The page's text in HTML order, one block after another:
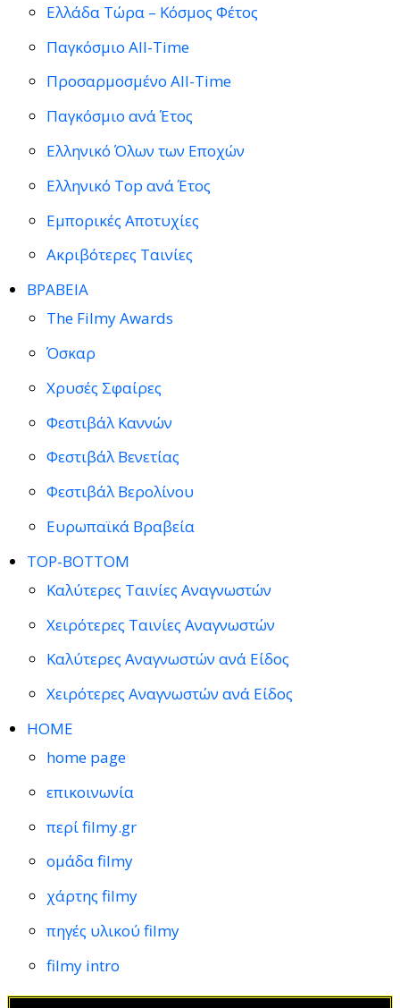
Ελλάδα Τώρα – Κόσμος Φέτος
Παγκόσμιο All-Time
Προσαρμοσμένο All-Time
Παγκόσμιο ανά Έτος
Ελληνικό Όλων των Εποχών
Ελληνικό Top ανά Έτος
Εμπορικές Αποτυχίες
Ακριβότερες Ταινίες
ΒΡΑΒΕΙΑ
The Filmy Awards
Όσκαρ
Χρυσές Σφαίρες
Φεστιβάλ Καννών
Φεστιβάλ Βενετίας
Φεστιβάλ Βερολίνου
Ευρωπαϊκά Βραβεία
TOP-BOTTOM
Καλύτερες Ταινίες Αναγνωστών
Χειρότερες Ταινίες Αναγνωστών
Καλύτερες Αναγνωστών ανά Είδος
Χειρότερες Αναγνωστών ανά Είδος
HOME
home page
επικοινωνία
περί filmy.gr
ομάδα filmy
χάρτης filmy
πηγές υλικού filmy
filmy intro